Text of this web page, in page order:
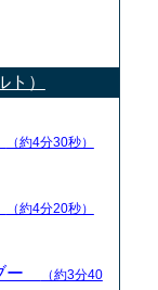
）
（約4分30秒）
（約4分20秒）
ー
（約3分40